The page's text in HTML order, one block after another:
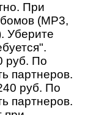
При
(MP3,
Уберите
руб. По
партнеров.
руб. По
партнеров.